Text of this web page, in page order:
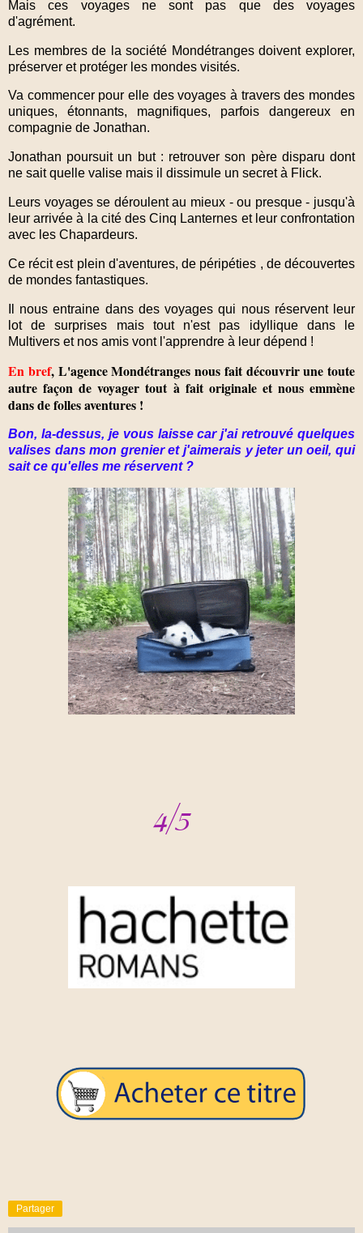
Mais ces voyages ne sont pas que des voyages
d'agrément.
Les membres de la société Mondétranges doivent explorer,
préserver et protéger les mondes visités.
Va commencer pour elle des voyages à travers des mondes
uniques, étonnants, magnifiques, parfois dangereux en
compagnie de Jonathan.
Jonathan poursuit un but : retrouver son père disparu dont
ne sait quelle valise mais il dissimule un secret à Flick.
Leurs voyages se déroulent au mieux - ou presque - jusqu'à
leur arrivée à la cité des Cinq Lanternes et leur confrontation
avec les Chapardeurs.
Ce récit est plein d'aventures, de péripéties , de découvertes
de mondes fantastiques.
Il nous entraine dans des voyages qui nous réservent leur
lot de surprises mais tout n'est pas idyllique dans le
Multivers et nos amis vont l'apprendre à leur dépend !
En bref, L'agence Mondétranges nous fait découvrir une toute
autre façon de voyager tout à fait originale et nous emmène
dans de folles aventures !
Bon, la-dessus, je vous laisse car j'ai retrouvé quelques
valises dans mon grenier et j'aimerais y jeter un oeil, qui
sait ce qu'elles me réservent ?
Partager